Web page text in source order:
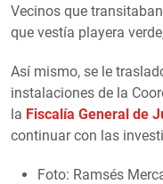
Vecinos que
que vestía playera
Así mismo, se le
instalaciones de la
la Fiscalía General de
continuar con las
Foto: Ramsés